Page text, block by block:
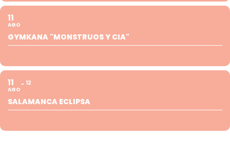
11
AGO
GYMKANA "MONSTRUOS Y CIA"
11
AGO
12
SALAMANCA ECLIPSA